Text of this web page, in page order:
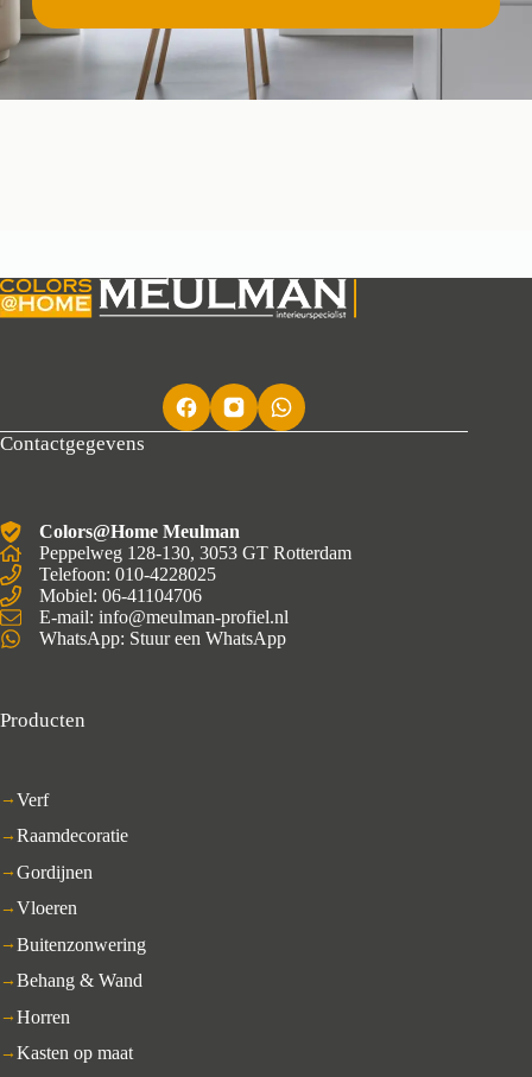
Contactgegevens
Colors@Home Meulman
Peppelweg 128-130, 3053 GT Rotterdam
Telefoon: 010-4228025
Mobiel: 06-41104706
E-mail: info@meulman-profiel.nl
WhatsApp: Stuur een WhatsApp
Producten
Verf
Raamdecoratie
Gordijnen
Vloeren
Buitenzonwering
Behang & Wand
Horren
Kasten op maat